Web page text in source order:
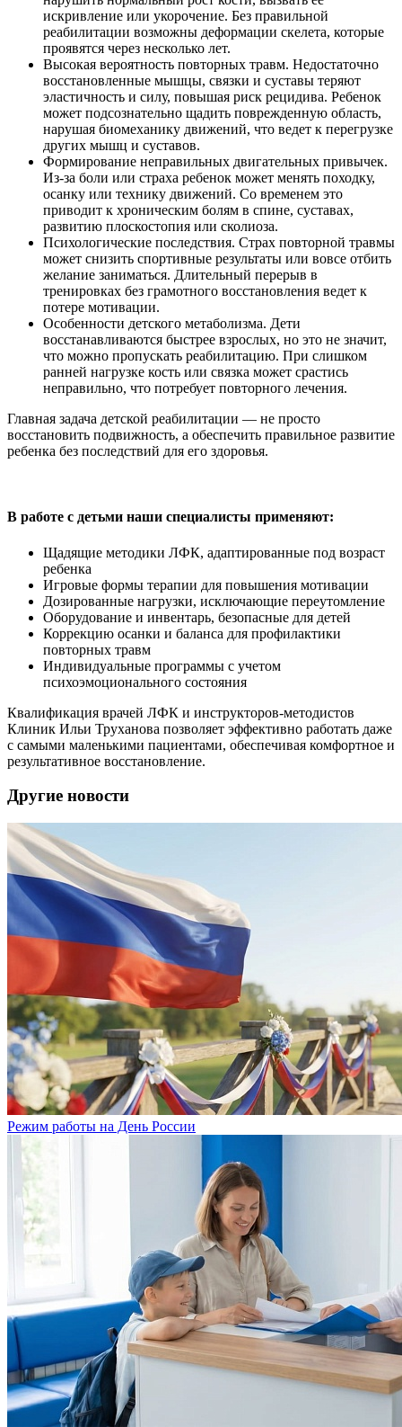
искривление или укорочение. Без правильной
реабилитации возможны деформации скелета, которые
проявятся через несколько лет.
Высокая вероятность повторных травм. Недостаточно
восстановленные мышцы, связки и суставы теряют
эластичность и силу, повышая риск рецидива. Ребенок
может подсознательно щадить поврежденную область,
нарушая биомеханику движений, что ведет к перегрузке
других мышц и суставов.
Формирование неправильных двигательных привычек.
Из-за боли или страха ребенок может менять походку,
осанку или технику движений. Со временем это
приводит к хроническим болям в спине, суставах,
развитию плоскостопия или сколиоза.
Психологические последствия. Страх повторной травмы
может снизить спортивные результаты или вовсе отбить
желание заниматься. Длительный перерыв в
тренировках без грамотного восстановления ведет к
потере мотивации.
Особенности детского метаболизма. Дети
восстанавливаются быстрее взрослых, но это не значит,
что можно пропускать реабилитацию. При слишком
ранней нагрузке кость или связка может срастись
неправильно, что потребует повторного лечения.
Главная задача детской реабилитации — не просто
восстановить подвижность, а обеспечить правильное развитие
ребенка без последствий для его здоровья.
В работе с детьми наши специалисты применяют:
Щадящие методики ЛФК, адаптированные под возраст
ребенка
Игровые формы терапии для повышения мотивации
Дозированные нагрузки, исключающие переутомление
Оборудование и инвентарь, безопасные для детей
Коррекцию осанки и баланса для профилактики
повторных травм
Индивидуальные программы с учетом
психоэмоционального состояния
Квалификация врачей ЛФК и инструкторов-методистов
Клиник Ильи Труханова позволяет эффективно работать даже
с самыми маленькими пациентами, обеспечивая комфортное и
результативное восстановление.
Другие новости
Режим работы на День России